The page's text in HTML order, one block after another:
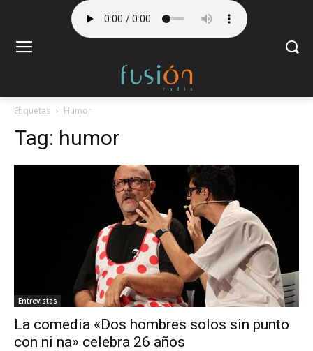
Etiquetas Humor
Tag: humor
Entrevistas
La comedia «Dos hombres solos sin punto
con ni na» celebra 26 años